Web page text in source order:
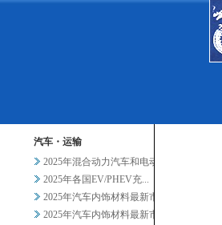
汽车・运输
2025年混合动力汽车和电动汽...
2025年各国EV/PHEV充...
2025年汽车内饰材料最新市场...
2025年汽车内饰材料最新市场...